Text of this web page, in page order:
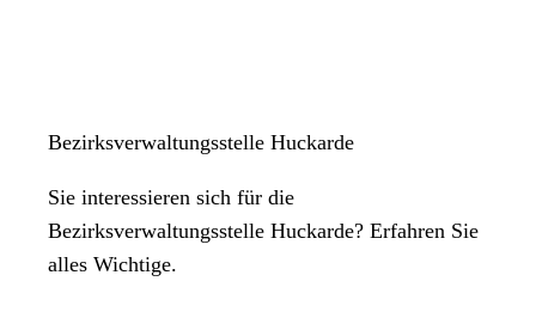
Bezirksverwaltungsstelle Huckarde
Sie interessieren sich für die
Bezirksverwaltungsstelle Huckarde? Erfahren Sie
alles Wichtige.